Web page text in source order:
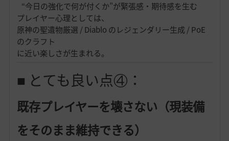
“今日の強化で何が付くか”が緊張感・期待感を生む
プレイヤー心理としては、
原神の聖遺物厳選 / Diablo のレジェンダリー生成 / PoE
のクラフト
に近い楽しさが生まれる。
■ とても良い点④：
既存プレイヤーを壊さない（現装備
をそのまま維持できる）